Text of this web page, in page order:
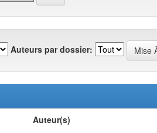
Auteurs par dossier:
Auteur(s)